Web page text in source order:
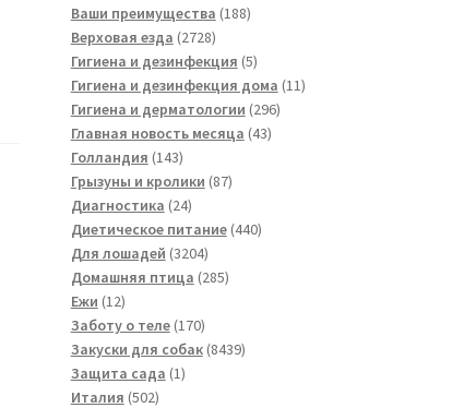
товара
Ваши преимущества 188188
Верховая езда 27282728
товаров
Гигиена и дезинфекция 55
товаров
Гигиена и дезинфекция дома 1111
Гигиена и дерматологии 296296
Главная новость месяца 4343
Голландия 143143
товара
Грызуны и кролики 8787
Диагностика 2424
товара
Диетическое питание 440440
Для лошадей 32043204
товара
Домашняя птица 285285
Ежи 1212
товаров
Заботу о теле 170170
товаров
Закуски для собак 84398439
Защита сада 11
Италия 502502